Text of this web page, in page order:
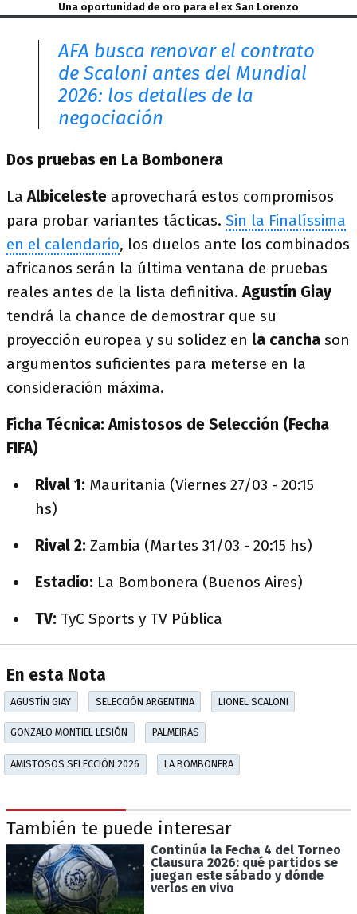
Una oportunidad de oro para el ex San Lorenzo
AFA busca renovar el contrato
de Scaloni antes del Mundial
2026: los detalles de la
negociación
Dos pruebas en La Bombonera
LaAlbiceleste aprovechará estos compromisos
para probar variantes tácticas. Sin la Finalíssima
en el calendario, los duelos ante los combinados
africanos serán la última ventana de pruebas
reales antes de la lista definitiva.Agustín Giay
tendrá la chance de demostrar que su
proyección europea y su solidez en la cancha son
argumentos suficientes para meterse en la
consideración máxima.
Ficha Técnica: Amistosos de Selección (Fecha
FIFA)
Rival 1: Mauritania (Viernes 27/03 - 20:15
hs)
Rival 2: Zambia (Martes 31/03 - 20:15 hs)
Estadio: La Bombonera (Buenos Aires)
TV: TyC Sports y TV Pública
En esta Nota
AGUSTÍN GIAY SELECCIÓN ARGENTINA LIONEL SCALONI
GONZALO MONTIEL LESIÓN PALMEIRAS
AMISTOSOS SELECCIÓN 2026 LA BOMBONERA
También te puede interesar
Continúa la Fecha 4 del Torneo
Clausura 2026: qué partidos se
juegan este sábado y dónde
verlos en vivo